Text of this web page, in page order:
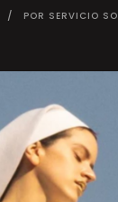
POR SERVICIO